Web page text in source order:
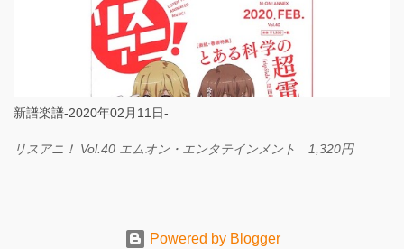
新譜楽譜-2020年02月11日-
リスアニ！ Vol.40 エムオン・エンタテインメント 1,320円
Powered by Blogger